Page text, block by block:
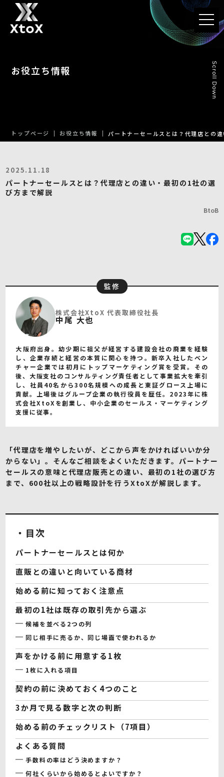
t
o
g
g
n
お役立ち情報 Scroll Down
トップページ お役立ち情報 パートナーセールスとは？代理店との
2025.11.18
パートナーセールスとは？代理店との違い・最初の1社の選
び方まで解説
BtoB
監修
株式会社XtoX 代表取締役社長
中尾 大也
大阪府出身。幼少期に祖父が経営する建設会社の廃業を経験
し、企業存続と経営の本質に関心を持つ。新卒入社したベン
チャー企業では初月にトップマーケティング賞を受賞。その
後、大阪支社のコンサルティング責任者として事業拡大を牽引
し、社員40名から300名規模への成長と東証グロース上場に
貢献。上場後はグループ企業の執行役員を歴任。2023年に株
式会社XtoXを創業し、中小企業のセールス・マーケティング
支援に従事。
「代理店を増やしたいが、どこから声をかければいいか分
からない」。そんなご相談をよくいただきます。パートナー
セールスの意味と代理店販売との違い、最初の1社の選び方
まで、600社以上の戦略設計を行うXtoXが解説します。
・目次
パートナーセールスとは何か
直販との違いと向いている商材
始める前に知っておく注意点
最初の1社は既存の取引先から選ぶ
候補を並べる2つの列
同じ相手に売るか、同じ場面で使われるか
声をかける前に用意する1枚
1枚に入れる項目
契約の前に決めておく4つのこと
3か月で見る数字と次の判断
始める前のチェックリスト（7項目）
よくある質問
手数料の率はどう決めますか？
何社くらいから始めるとよいですか？